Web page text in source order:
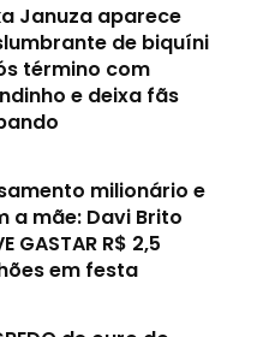
Januza aparece
de biquíni
término com
e deixa fãs
milionário e
a mãe: Davi Brito
GASTAR R$ 2,5
em festa